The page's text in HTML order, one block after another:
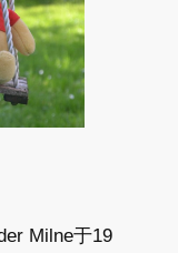
Milne​于​19​